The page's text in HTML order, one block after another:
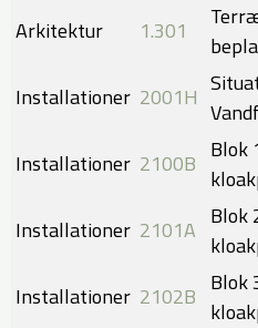
Arkitektur
1.301
Installationer 2001H
Installationer 210​0B Blok
Installationer 2101A Blok
Installationer 2102B Blok